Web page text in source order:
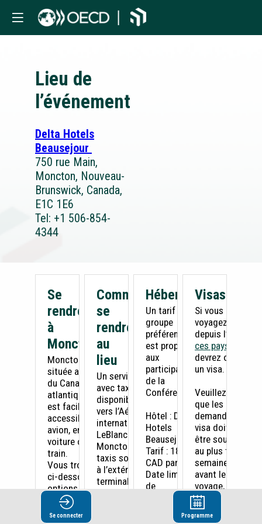
Lieu de
l’événement
Delta Hotels
Beausejour
750 rue Main,
Moncton, Nouveau-
Brunswick, Canada,
E1C 1E6
Tel: +1 506-854-
4344
Se
rendre
à
Moncton
Moncton est
située au cœur
du Canada
atlantique et
est facilement
accessible par
avion, en
voiture ou en
train.
Vous trouverez
ci-dessous les
options de
transport les
plus courantes
Comment
se
rendre
au
lieu
Un service de taxi
avec taximètre est
disponible depuis et
vers l’Aéroport
international Roméo-
LeBlanc du Grand
Moncton (YQM). Des
taxis sont situés juste
à l’extérieur du
terminal, près des
portes d’arrivée.
Hébergement
Un tarif de
groupe
préférentiel
est proposé
aux
participants
de la
Conférence.
Hôtel : Delta
Hotels
Beausejour
Tarif : 184,00
CAD par nuit
Date limite
de
réservation :
septembre
Visas
Si vous
voyagez
depuis l’un de
ces pays
devrez obtenir
un visa.
Veuillez noter
que les
demandes de
visa doivent
être soumises
au plus tard 8
semaines
avant le
voyage, car
les délais de
traitement
peuvent varier.
Se connecter Programme